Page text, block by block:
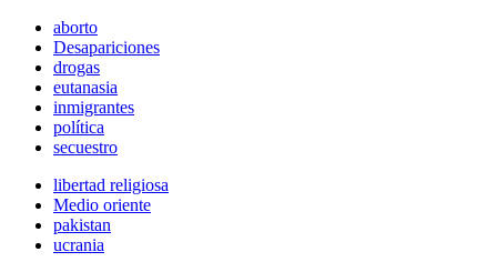
aborto
Desapariciones
drogas
eutanasia
inmigrantes
política
secuestro
libertad religiosa
Medio oriente
pakistan
ucrania